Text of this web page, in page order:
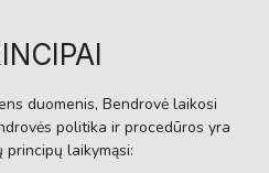
duomenis, Bendrovė laikosi
politika ir procedūros yra
laikymąsi: